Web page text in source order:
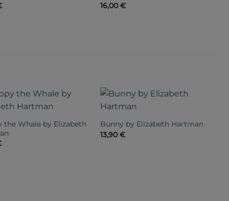
16,00€
the Whale by Elizabeth
Bunny by Elizabeth Hartman
13,90€